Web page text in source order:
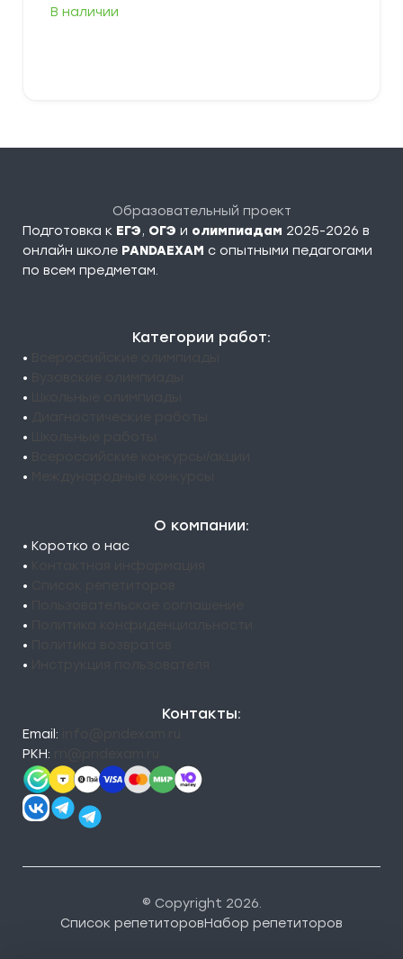
В наличии
Образовательный проект
Подготовка к ЕГЭ, ОГЭ и олимпиадам 2025-2026 в
онлайн школе PANDAEXAM c опытными педагогами
по всем предметам.
Категории работ:
•
•
•
•
•
•
•
О компании:
• Коротко о нас
•
•
•
•
•
•
Контакты:
Email:
РКН:
© Copyright 2026.
Список репетиторовНабор репетиторов